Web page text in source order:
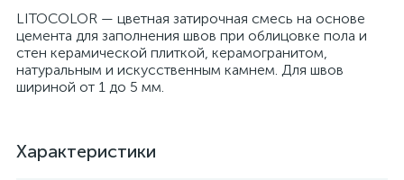
LITOCOLOR — цветная затирочная смесь на основе
цемента для заполнения швов при облицовке пола и
стен керамической плиткой, керамогранитом,
натуральным и искусственным камнем. Для швов
шириной от 1 до 5 мм.
Характеристики